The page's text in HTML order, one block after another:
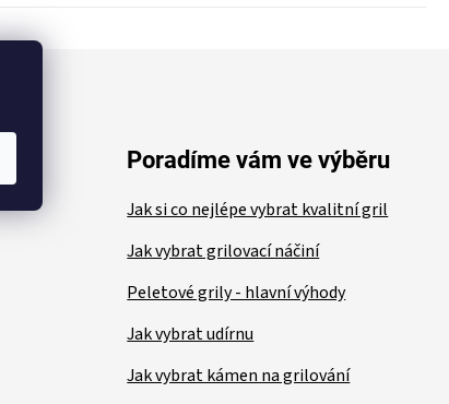
Poradíme vám ve výběru
Jak si co nejlépe vybrat kvalitní gril
Jak vybrat grilovací náčiní
Peletové grily - hlavní výhody
Jak vybrat udírnu
Jak vybrat kámen na grilování